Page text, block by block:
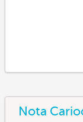
Nota